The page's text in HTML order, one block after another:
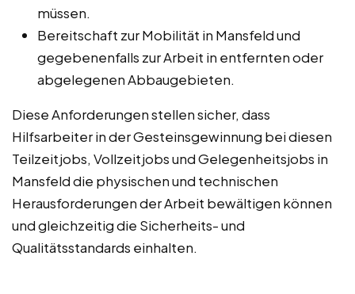
müssen.
Bereitschaft zur Mobilität in Mansfeld und
gegebenenfalls zur Arbeit in entfernten oder
abgelegenen Abbaugebieten.
Diese Anforderungen stellen sicher, dass
Hilfsarbeiter in der Gesteinsgewinnung bei diesen
Teilzeitjobs, Vollzeitjobs und Gelegenheitsjobs in
Mansfeld die physischen und technischen
Herausforderungen der Arbeit bewältigen können
und gleichzeitig die Sicherheits- und
Qualitätsstandards einhalten.